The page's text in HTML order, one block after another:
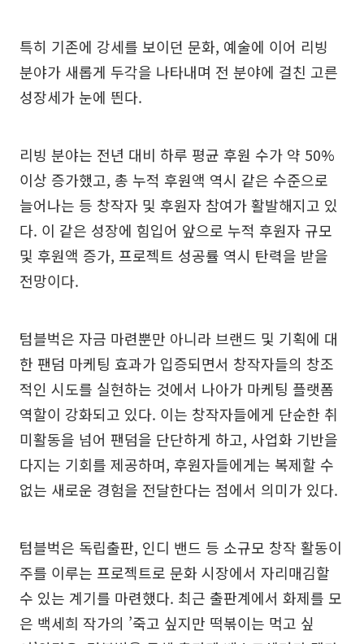
특히 기존에 강세를 보이던 문화, 예술에 이어 리빙
분야가 새롭게 두각을 나타내며 전 분야에 걸친 고른
성장세가 눈에 띈다.
리빙 분야는 전년 대비 하루 평균 후원 수가 약 50%
이상 증가했고, 총 누적 후원액 역시 같은 수준으로
늘어나는 등 창작자 및 후원자 참여가 활발해지고 있
다. 이 같은 성장에 힘입어 앞으로 누적 후원자 규모
및 후원액 증가, 프로젝트 성공률 역시 탄력을 받을
전망이다.
텀블벅은 자금 마련뿐만 아니라 브랜드 및 기획에 대
한 팬덤 마케팅 효과가 입증되면서 창작자들의 창조
적인 시도를 실현하는 것에서 나아가 마케팅 플랫폼
역할이 강화되고 있다. 이는 창작자들에게 단순한 취
미활동을 넘어 팬덤을 단단하게 하고, 사업화 기반을
다지는 기회를 제공하며, 후원자들에게는 복제할 수
없는 새로운 경험을 전달한다는 점에서 의미가 있다.
텀블벅은 독립출판, 인디 밴드 등 소규모 창작 활동이
주를 이루는 프로젝트로 문화 시장에서 자리매김할
수 있는 계기를 마련했다. 최근 출판계에서 화제를 모
은 백세희 작가의 ’죽고 싶지만 떡볶이는 먹고 싶